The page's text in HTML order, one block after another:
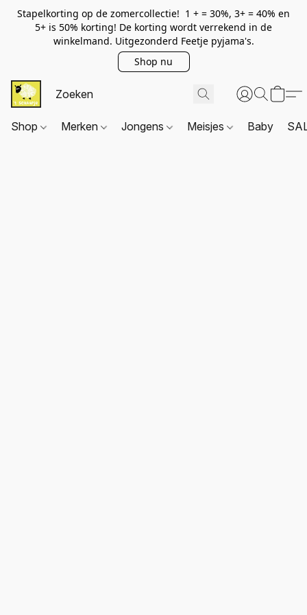
Stapelkorting op de zomercollectie! 1 + = 30%, 3+ = 40% en
5+ is 50% korting! De korting wordt verrekend in de
winkelmand. Uitgezonderd Feetje pyjama's.
Shop nu
Shop Merken Jongens Meisjes Baby